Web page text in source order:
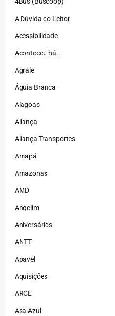
A Dúvida do Leitor
Acessibilidade
Aconteceu há..
Agrale
Águia Branca
Alagoas
Aliança
Aliança Transportes
Amapá
Amazonas
AMD
Angelim
Aniversários
ANTT
Apavel
Aquisições
ARCE
Asa Azul